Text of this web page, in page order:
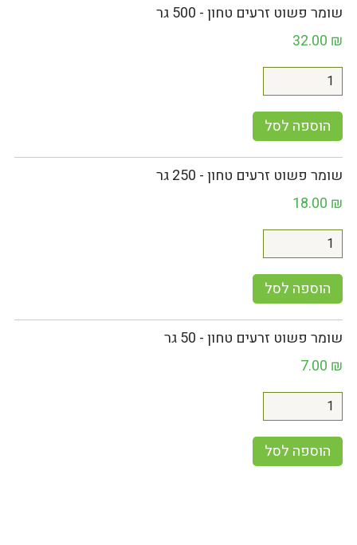
שומר פשוט זרעים טחון - 500 גר
32.00 ₪
הוספה לסל
שומר פשוט זרעים טחון - 250 גר
18.00 ₪
הוספה לסל
שומר פשוט זרעים טחון - 50 גר
7.00 ₪
הוספה לסל